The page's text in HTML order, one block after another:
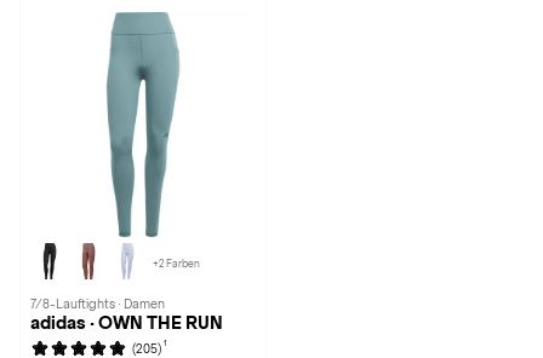
+2 Farben
7/8-Lauftights · Damen
adidas · OWN THE RUN
(205) 1